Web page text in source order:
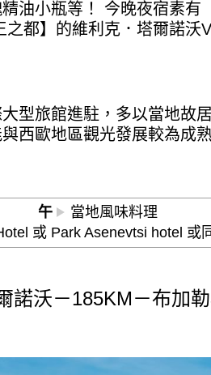
油小瓶等！ 今晚夜宿素有
都】的維利克．塔爾諾沃
型旅館進駐，多以當地故
西歐地區觀光發展較為成
午
當地風味料理
或 Park Asenevtsi hotel 或
諾沃－185KM－布加